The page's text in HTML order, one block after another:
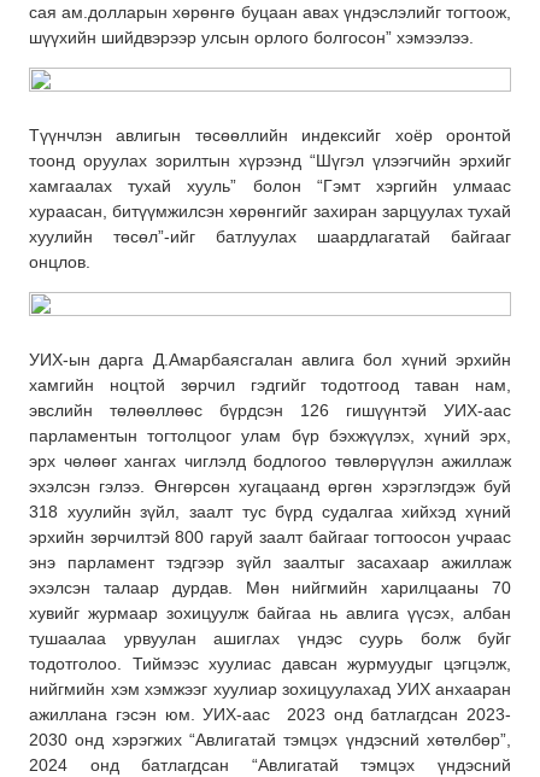
сая ам.долларын хөрөнгө буцаан авах үндэслэлийг тогтоож,
шүүхийн шийдвэрээр улсын орлого болгосон” хэмээлээ.
Түүнчлэн авлигын төсөөллийн индексийг хоёр оронтой
тоонд оруулах зорилтын хүрээнд “Шүгэл үлээгчийн эрхийг
хамгаалах тухай хууль” болон “Гэмт хэргийн улмаас
хураасан, битүүмжилсэн хөрөнгийг захиран зарцуулах тухай
хуулийн төсөл”-ийг батлуулах шаардлагатай байгааг
онцлов.
УИХ-ын дарга Д.Амарбаясгалан авлига бол хүний эрхийн
хамгийн ноцтой зөрчил гэдгийг тодотгоод таван нам,
эвслийн төлөөллөөс бүрдсэн 126 гишүүнтэй УИХ-аас
парламентын тогтолцоог улам бүр бэхжүүлэх, хүний эрх,
эрх чөлөөг хангах чиглэлд бодлогоо төвлөрүүлэн ажиллаж
эхэлсэн гэлээ. Өнгөрсөн хугацаанд өргөн хэрэглэгдэж буй
318 хуулийн зүйл, заалт тус бүрд судалгаа хийхэд хүний
эрхийн зөрчилтэй 800 гаруй заалт байгааг тогтоосон учраас
энэ парламент тэдгээр зүйл заалтыг засахаар ажиллаж
эхэлсэн талаар дурдав. Мөн нийгмийн харилцааны 70
хувийг журмаар зохицуулж байгаа нь авлига үүсэх, албан
тушаалаа урвуулан ашиглах үндэс суурь болж буйг
тодотголоо. Тиймээс хуулиас давсан журмуудыг цэгцэлж,
нийгмийн хэм хэмжээг хуулиар зохицуулахад УИХ анхааран
ажиллана гэсэн юм. УИХ-аас 2023 онд батлагдсан 2023-
2030 онд хэрэгжих “Авлигатай тэмцэх үндэсний хөтөлбөр”,
2024 онд батлагдсан “Авлигатай тэмцэх үндэсний